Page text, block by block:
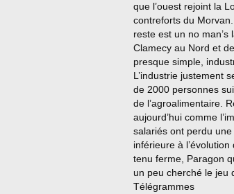
que l’ouest rejoint la
contreforts du
reste est un no
Clamecy au Nord et
presque simple,
L’industrie justement
de 2000 personnes
de l’agroalimentaire.
aujourd’hui comme
salariés ont perdu une
inférieure à
tenu ferme, Paragon
un peu cherché le jeu
Télégrammes